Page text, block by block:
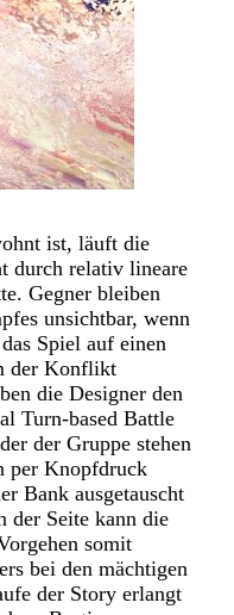
ist, läuft die
durch relativ lineare
Gegner bleiben
unsichtbar, wenn
Spiel auf einen
der Konflikt
die Designer den
Turn-based Battle
der Gruppe stehen
per Knopfdruck
Bank ausgetauscht
der Seite kann die
somit
bei den mächtigen
der Story erlangt